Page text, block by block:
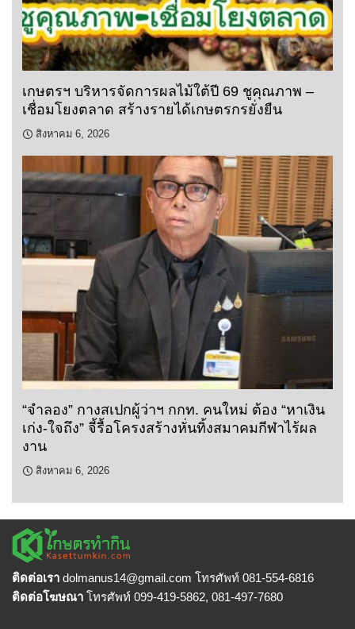
เกษตรฯ บริหารจัดการผลไม้ใต้ปี 69 ชูคุณภาพ –
เชื่อมโยงตลาด สร้างรายได้เกษตรกรยั่งยืน
สิงหาคม 6, 2026
“จำลอง” กางสเปกผู้ว่าฯ กกท. คนใหม่ ต้อง “หาเงิน
เก่ง-ใจถึง” จี้รื้อโครงสร้างหั่นทิ้งสมาคมกีฬาไร้ผล
งาน
สิงหาคม 6, 2026
ติดต่อเรา dolmanus14@gmail.com โทรศัพท์ 081-554-6816
ติดต่อโฆษณา โทรศัพท์ 099-419-5862, 081-497-7680